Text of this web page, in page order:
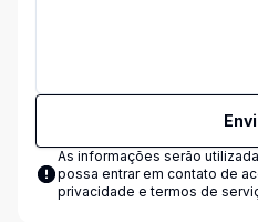
As informações serão
possa entrar em contato de
privacidade e termos de